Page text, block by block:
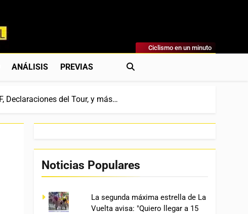
Crónicas, Previas Y Más. La Web Ciclista De Referencia.
Ciclismo en un minuto
ANÁLISIS PREVIAS
Declaraciones del Tour, y más…
Noticias Populares
La segunda máxima estrella de La
Vuelta avisa: "Quiero llegar a 15